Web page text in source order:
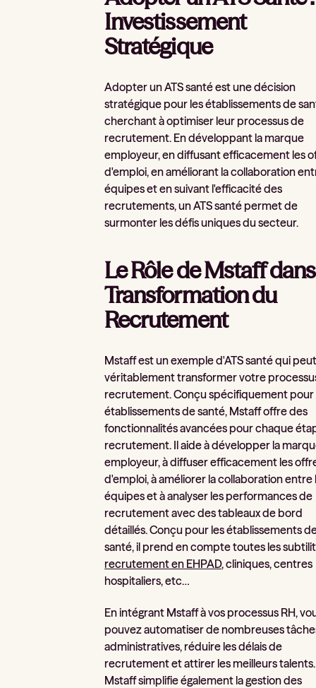
Investissement
Stratégique
Adopter un ATS santé est une décision
stratégique pour les établissements de
cherchant à optimiser leur processus de
recrutement. En développant la marque
employeur, en diffusant efficacement les
d'emploi, en améliorant la collaboration
équipes et en suivant l'efficacité des
recrutements, un ATS santé permet de
surmonter les défis uniques du secteur.
Le Rôle de Mstaff
Transformation du
Recrutement
Mstaff est un exemple d'ATS santé qui
véritablement transformer votre
recrutement. Conçu spécifiquement pour
établissements de santé, Mstaff offre des
fonctionnalités avancées pour chaque
recrutement. Il aide à développer la
employeur, à diffuser efficacement les
d'emploi, à améliorer la collaboration entre
équipes et à analyser les performances de
recrutement avec des tableaux de bord
détaillés. Conçu pour les établissements
santé, il prend en compte toutes les
recrutement en EHPAD, cliniques, centres
hospitaliers, etc…
En intégrant Mstaff à vos processus RH,
pouvez automatiser de nombreuses
administratives, réduire les délais de
recrutement et attirer les meilleurs talents.
Mstaff simplifie également la gestion des